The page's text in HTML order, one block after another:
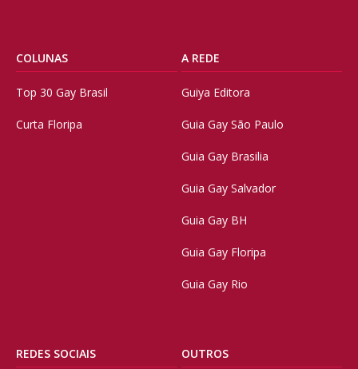
COLUNAS
Top 30 Gay Brasil
Curta Floripa
A REDE
Guiya Editora
Guia Gay São Paulo
Guia Gay Brasilia
Guia Gay Salvador
Guia Gay BH
Guia Gay Floripa
Guia Gay Rio
REDES SOCIAIS OUTROS